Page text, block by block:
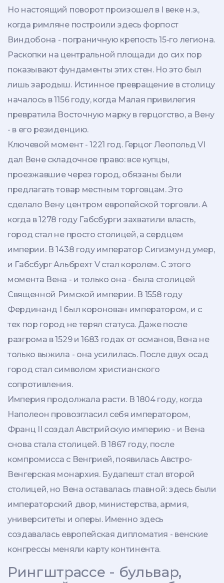
Но настоящий поворот произошел в I веке н.э.,
когда римляне построили здесь форпост
Виндобона - пограничную крепость 15-го легиона.
Раскопки на центральной площади до сих пор
показывают фундаменты этих стен. Но это был
лишь зародыш. Истинное превращение в столицу
началось в 1156 году, когда Малая привилегия
превратила Восточную марку в герцогство, а Вену
- в его резиденцию.
Ключевой момент - 1221 год. Герцог Леопольд VI
дал Вене складочное право: все купцы,
проезжавшие через город, обязаны были
предлагать товар местным торговцам. Это
сделало Вену центром европейской торговли. А
когда в 1278 году Габсбурги захватили власть,
город стал не просто столицей, а сердцем
империи. В 1438 году император Сигизмунд умер,
и Габсбург Альбрехт V стал королем. С этого
момента Вена - и только она - была столицей
Священной Римской империи. В 1558 году
Фердинанд I был коронован императором, и с
тех пор город не терял статуса. Даже после
разгрома в 1529 и 1683 годах от османов, Вена не
только выжила - она усилилась. После двух осад
город стал символом христианского
сопротивления.
Империя продолжала расти. В 1804 году, когда
Наполеон провозгласил себя императором,
Франц II создал Австрийскую империю - и Вена
снова стала столицей. В 1867 году, после
компромисса с Венгрией, появилась Австро-
Венгерская монархия. Будапешт стал второй
столицей, но Вена оставалась главной: здесь были
императорский двор, министерства, армия,
университеты и оперы. Именно здесь
создавалась европейская дипломатия - венские
конгрессы меняли карту континента.
Рингштрассе - бульвар,